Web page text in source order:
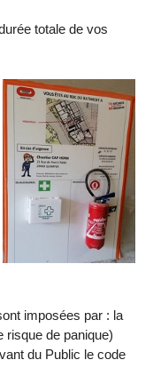
totale de vos
imposées par : la
risque de panique)
du Public le code